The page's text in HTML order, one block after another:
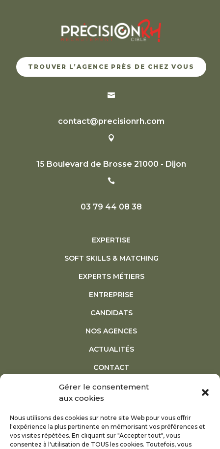
Gérer le consentement
aux cookies
Nous utilisons des cookies sur notre site Web pour vous offrir
l'expérience la plus pertinente en mémorisant vos préférences et
vos visites répétées. En cliquant sur "Accepter tout", vous
consentez à l'utilisation de TOUS les cookies. Toutefois, vous
TROUVER L’AGENCE PRÈS DE CHEZ VOUS

contact@precisionrh.com

15 Boulevard de Brosse 21000 - Dijon

03 79 44 08 38
EXPERTISE
SOFT SKILLS & MATCHING
EXPERTS MÉTIERS
ENTREPRISE
CANDIDATS
NOS AGENCES
ACTUALITÉS
CONTACT
NOTRE PLAQUETTE
TÉLÉCHARGER LA PLAQUETTE